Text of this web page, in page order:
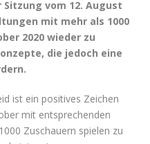
vom 12. August
mit mehr als 1000
2020 wieder zu
die jedoch eine
ist ein positives Zeichen
mit entsprechenden
Zuschauern spielen zu